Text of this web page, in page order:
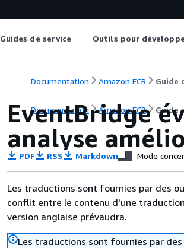
Guides de service Outils pour
Documentation Amazon ECR Guide
Documentation Amazon ECR Guide
EventBridge
analyse
PDF RSS Markdown Mode
Les traductions sont fournies par des
conflit entre le contenu d'une
version anglaise prévaudra.
Les traductions sont fournies par